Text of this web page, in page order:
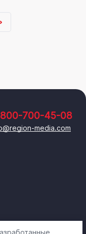
700-45-08
media.com